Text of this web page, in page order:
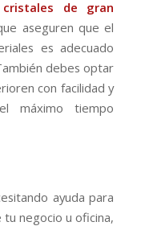
de gran
aseguren que el
es adecuado
debes optar
con facilidad y
máximo tiempo
ayuda para
negocio u oficina,